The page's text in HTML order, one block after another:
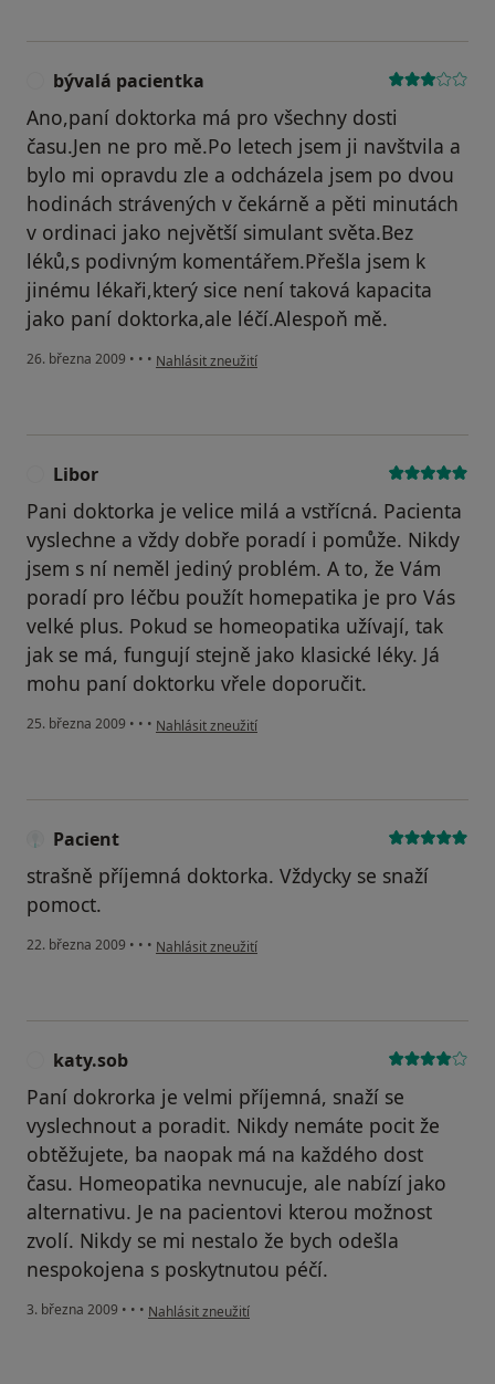
bývalá pacientka
Ano,paní doktorka má pro všechny dosti
času.Jen ne pro mě.Po letech jsem ji navštvila a
bylo mi opravdu zle a odcházela jsem po dvou
hodinách strávených v čekárně a pěti minutách
v ordinaci jako největší simulant světa.Bez
léků,s podivným komentářem.Přešla jsem k
jinému lékaři,který sice není taková kapacita
jako paní doktorka,ale léčí.Alespoň mě.
26. března 2009 • • • podle názoru uživatele bývalá pacientka
Nahlásit zneužití
Libor
Pani doktorka je velice milá a vstřícná. Pacienta
vyslechne a vždy dobře poradí i pomůže. Nikdy
jsem s ní neměl jediný problém. A to, že Vám
poradí pro léčbu použít homepatika je pro Vás
velké plus. Pokud se homeopatika užívají, tak
jak se má, fungují stejně jako klasické léky. Já
mohu paní doktorku vřele doporučit.
25. března 2009 • • • podle názoru uživatele Libor
Nahlásit zneužití
Pacient
strašně příjemná doktorka. Vždycky se snaží
pomoct.
22. března 2009 • • • podle názoru uživatele Pacient
Nahlásit zneužití
katy.sob
Paní dokrorka je velmi příjemná, snaží se
vyslechnout a poradit. Nikdy nemáte pocit že
obtěžujete, ba naopak má na každého dost
času. Homeopatika nevnucuje, ale nabízí jako
alternativu. Je na pacientovi kterou možnost
zvolí. Nikdy se mi nestalo že bych odešla
nespokojena s poskytnutou péčí.
3. března 2009 • • • podle názoru uživatele katy.sob
Nahlásit zneužití